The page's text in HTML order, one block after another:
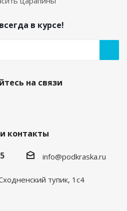
в курсе!
на связи
контакты
info@podkraska.ru
тупик, 1с4